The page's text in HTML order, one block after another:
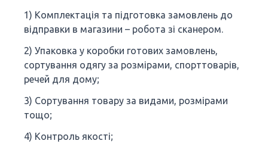
1) Комплектація та підготовка замовлень до
відправки в магазини – робота зі сканером.
2) Упаковка у коробки готових замовлень,
сортування одягу за розмірами, спорттоварів,
речей для дому;
3) Сортування товару за видами, розмірами
тощо;
4) Контроль якості;